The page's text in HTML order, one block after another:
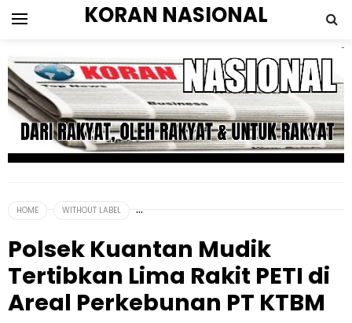
KORAN NASIONAL
HOME WITHOUT LABEL
Polsek Kuantan Mudik
Tertibkan Lima Rakit PETI di
Areal Perkebunan PT KTBM